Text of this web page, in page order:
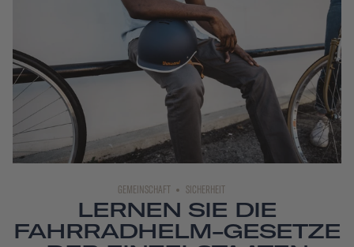
GEMEINSCHAFT SICHERHEIT
LERNEN SIE DIE
FAHRRADHELM-GESETZE